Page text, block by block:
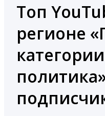
Топ
регионе